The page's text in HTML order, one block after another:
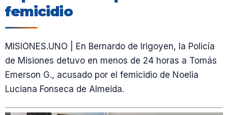
femicidio
MISIONES.UNO | En Bernardo de Irigoyen, la Policía
de Misiones detuvo en menos de 24 horas a Tomás
Emerson G., acusado por el femicidio de Noelia
Luciana Fonseca de Almeida.